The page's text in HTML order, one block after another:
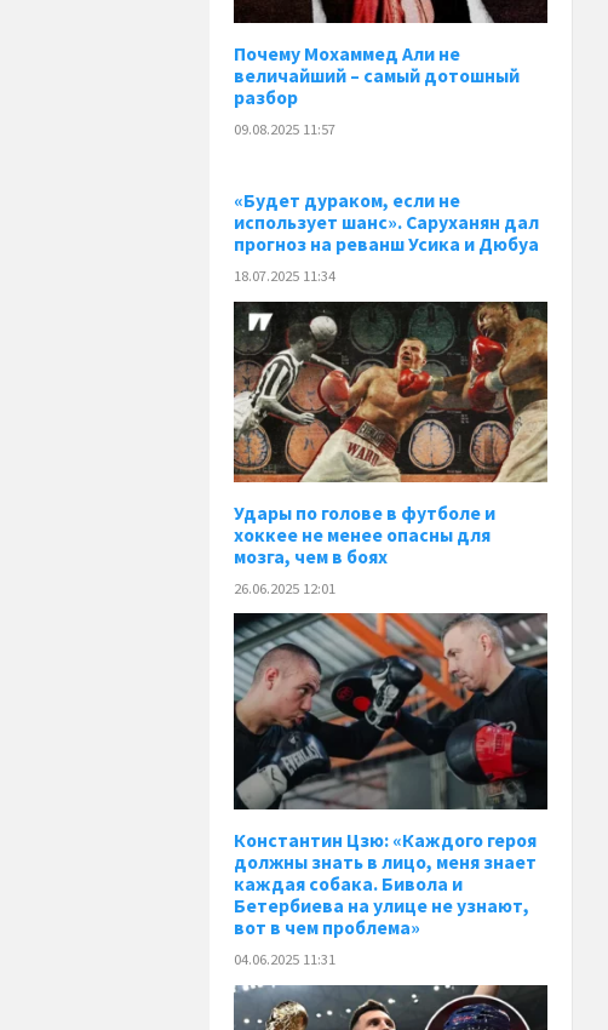
Почему Мохаммед Али не
величайший – самый дотошный
разбор
09.08.2025 11:57
«Будет дураком, если не
использует шанс». Саруханян дал
прогноз на реванш Усика и Дюбуа
18.07.2025 11:34
Удары по голове в футболе и
хоккее не менее опасны для
мозга, чем в боях
26.06.2025 12:01
Константин Цзю: «Каждого героя
должны знать в лицо, меня знает
каждая собака. Бивола и
Бетербиева на улице не узнают,
вот в чем проблема»
04.06.2025 11:31